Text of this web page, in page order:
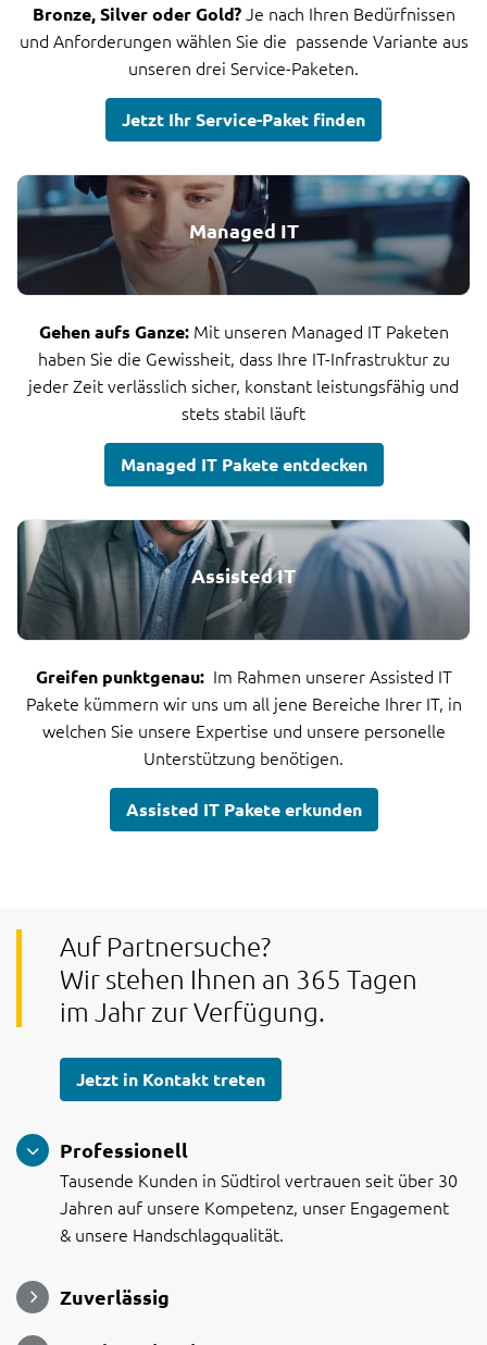
Bronze, Silver oder Gold?Je nach Ihren Bedürfnissen
und Anforderungen wählen Sie die passende Variante aus
unseren drei Service-Paketen.
Jetzt Ihr Service-Paket finden
Managed IT
Gehen aufs Ganze:Mit unseren Managed IT Paketen
haben Sie die Gewissheit, dass Ihre IT-Infrastruktur zu
jeder Zeit verlässlich sicher, konstant leistungsfähig und
stets stabil läuft
Managed IT Pakete entdecken
Assisted IT
Greifen punktgenau:Im Rahmen unserer Assisted IT
Pakete kümmern wir uns um all jene Bereiche Ihrer IT, in
welchen Sie unsere Expertise und unsere personelle
Unterstützung benötigen.
Assisted IT Pakete erkunden
Auf Partnersuche?
Wir stehen Ihnen an 365 Tagen
im Jahr zur Verfügung.
Jetzt in Kontakt treten
Professionell
Tausende Kunden in Südtirol vertrauen seit über 30
Jahren auf unsere Kompetenz, unser Engagement
& unsere Handschlagqualität.
Zuverlässig